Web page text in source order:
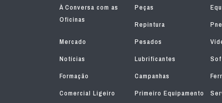
À Conversa com as
Oficinas
Peças
Repintura
Mercado
Pesados
Notícias
Lubrificantes
Formação
Campanhas
Comercial Ligeiro
Primeiro Equipamento